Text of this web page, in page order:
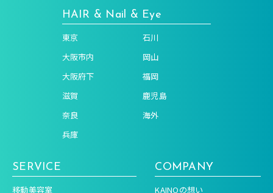
HAIR & Nail & Eye
東京
大阪市内
大阪府下
滋賀
奈良
兵庫
石川
岡山
福岡
鹿児島
海外
SERVICE
移動美容室
COMPANY
KAINOの想い